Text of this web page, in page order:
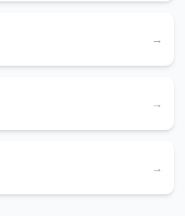
→
→
→